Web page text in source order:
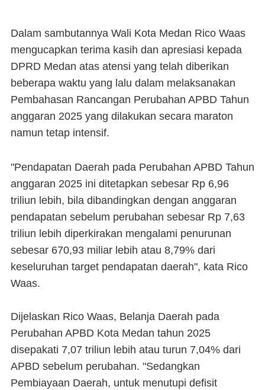
Dalam sambutannya Wali Kota Medan Rico Waas
mengucapkan terima kasih dan apresiasi kepada
DPRD Medan atas atensi yang telah diberikan
beberapa waktu yang lalu dalam melaksanakan
Pembahasan Rancangan Perubahan APBD Tahun
anggaran 2025 yang dilakukan secara maraton
namun tetap intensif.
"Pendapatan Daerah pada Perubahan APBD Tahun
anggaran 2025 ini ditetapkan sebesar Rp 6,96
triliun lebih, bila dibandingkan dengan anggaran
pendapatan sebelum perubahan sebesar Rp 7,63
triliun lebih diperkirakan mengalami penurunan
sebesar 670,93 miliar lebih atau 8,79% dari
keseluruhan target pendapatan daerah", kata Rico
Waas.
Dijelaskan Rico Waas, Belanja Daerah pada
Perubahan APBD Kota Medan tahun 2025
disepakati 7,07 triliun lebih atau turun 7,04% dari
APBD sebelum perubahan. "Sedangkan
Pembiayaan Daerah, untuk menutupi defisit